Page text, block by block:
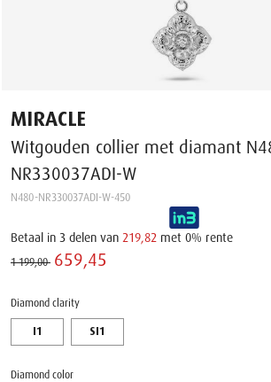
MIRACLE
Witgouden collier met diamant
NR330037ADI-W
N480-NR330037ADI-W-450
Betaal in 3 delen van 219,82 met 0% rente
1 199,00 ‌ 659,45 ‌
Diamond clarity
I1 SI1
Diamond color